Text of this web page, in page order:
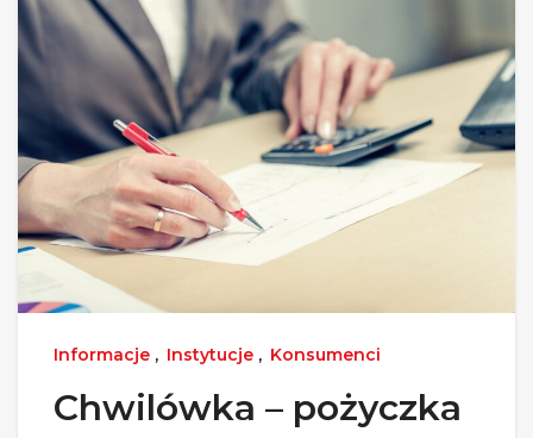
Informacje , Instytucje , Konsumenci
Chwilówka – pożyczka